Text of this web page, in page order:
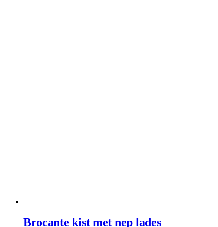
Brocante kist met nep lades